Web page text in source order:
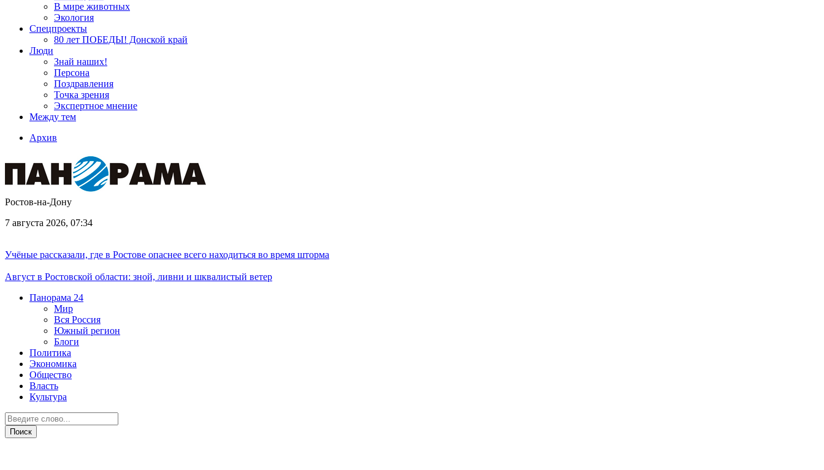
В мире животных
Экология
Спецпроекты
80 лет ПОБЕДЫ! Донской край
Люди
Знай наших!
Персона
Поздравления
Точка зрения
Экспертное мнение
Между тем
Архив
Ростов-на-Дону
7 августа 2026, 07:34
Учёные рассказали, где в Ростове опаснее всего находиться во время шторма
Август в Ростовской области: зной, ливни и шквалистый ветер
Панорама 24
Мир
Вся Россия
Южный регион
Блоги
Политика
Экономика
Общество
Власть
Культура